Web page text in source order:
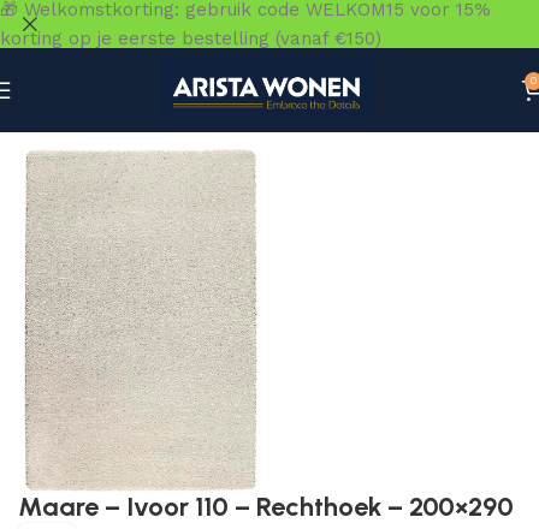
0
Maare – Ivoor 110 – Rechthoek – 200×290
🎁 Welkomstkorting: gebruik code WELKOM15 voor 15%
korting op je eerste bestelling (vanaf €150)